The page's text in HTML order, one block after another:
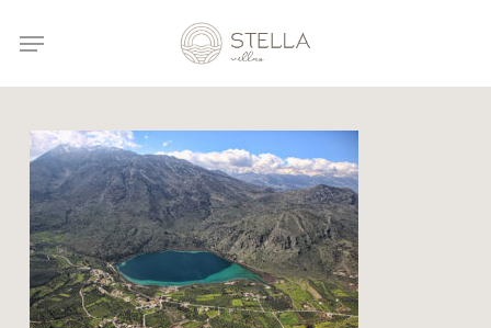
Menu